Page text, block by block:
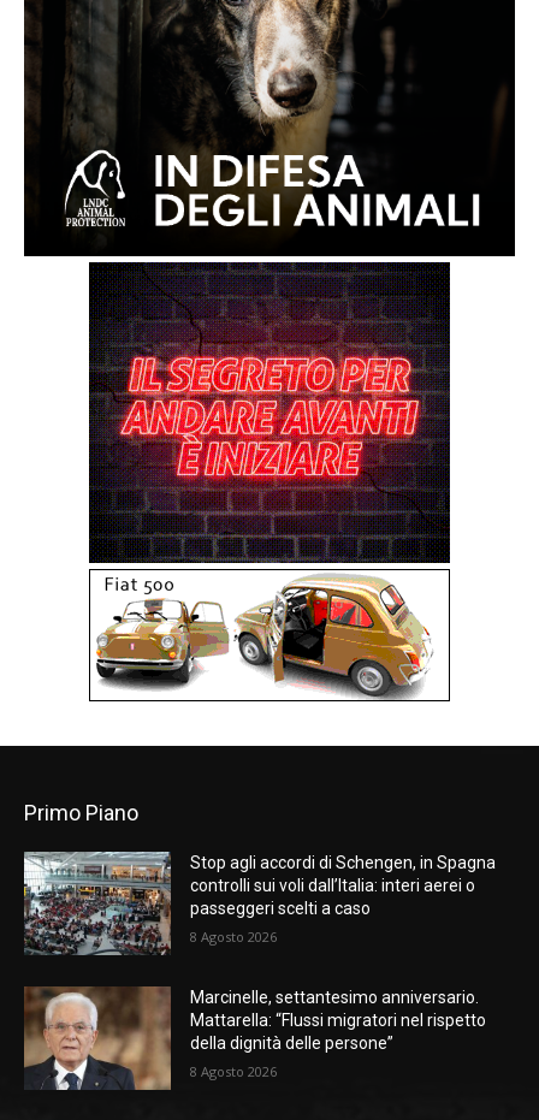
Primo Piano
Stop agli accordi di Schengen, in Spagna
controlli sui voli dall’Italia: interi aerei o
passeggeri scelti a caso
8 Agosto 2026
Marcinelle, settantesimo anniversario.
Mattarella: “Flussi migratori nel rispetto
della dignità delle persone”
8 Agosto 2026